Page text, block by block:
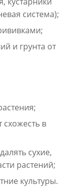
система);
и грунта от
схожесть в
сухие,
растений;
культуры.